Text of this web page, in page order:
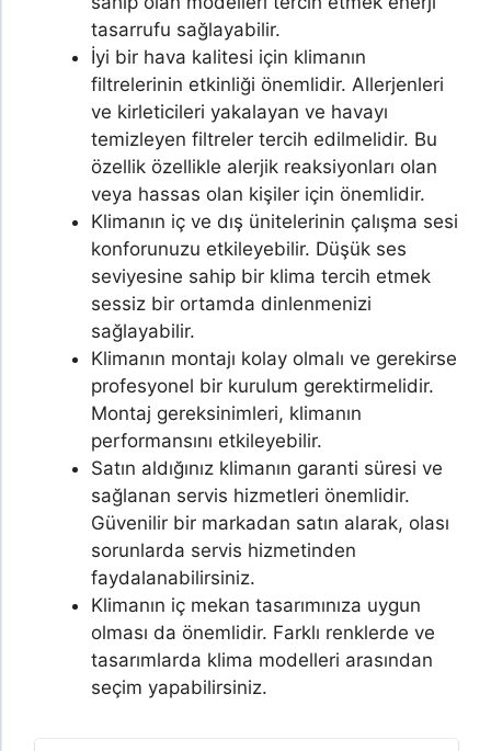
tasarrufu sağlayabilir.
İyi bir hava kalitesi için klimanın
filtrelerinin etkinliği önemlidir. Allerjenleri
ve kirleticileri yakalayan ve havayı
temizleyen filtreler tercih edilmelidir. Bu
özellik özellikle alerjik reaksiyonları olan
veya hassas olan kişiler için önemlidir.
Klimanın iç ve dış ünitelerinin çalışma sesi
konforunuzu etkileyebilir. Düşük ses
seviyesine sahip bir klima tercih etmek
sessiz bir ortamda dinlenmenizi
sağlayabilir.
Klimanın montajı kolay olmalı ve gerekirse
profesyonel bir kurulum gerektirmelidir.
Montaj gereksinimleri, klimanın
performansını etkileyebilir.
Satın aldığınız klimanın garanti süresi ve
sağlanan servis hizmetleri önemlidir.
Güvenilir bir markadan satın alarak, olası
sorunlarda servis hizmetinden
faydalanabilirsiniz.
Klimanın iç mekan tasarımınıza uygun
olması da önemlidir. Farklı renklerde ve
tasarımlarda klima modelleri arasından
seçim yapabilirsiniz.